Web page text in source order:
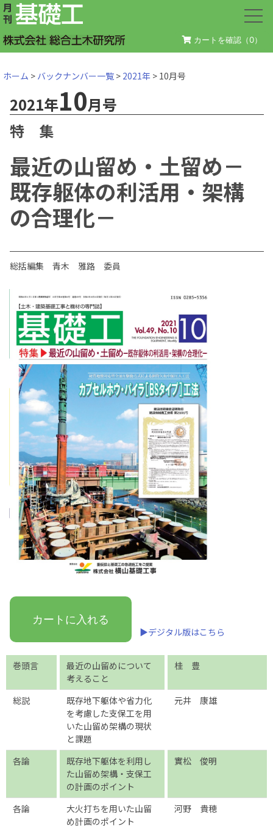
カートを確認（0）
ホーム > バックナンバー一覧 > 2021年 > 10月号
2021年10月号
特 集
最近の山留め・土留め－
既存躯体の利活用・架構
の合理化－
総括編集 青木 雅路 委員
カートに入れる
▶デジタル版はこちら
巻頭言
最近の山留めについて
考えること
桂 豊
総説
既存地下躯体や省力化
を考慮した支保工を用
いた山留め架構の現状
と課題
元井 康雄
各論
既存地下躯体を利用し
た山留め架構・支保工
の計画のポイント
實松 俊明
各論
大火打ちを用いた山留
め計画のポイント
河野 貴穂